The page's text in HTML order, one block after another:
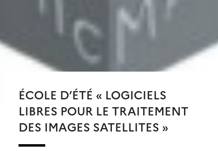
ÉCOLE D’ÉTÉ « LOGICIELS
LIBRES POUR LE TRAITEMENT
DES IMAGES SATELLITES »